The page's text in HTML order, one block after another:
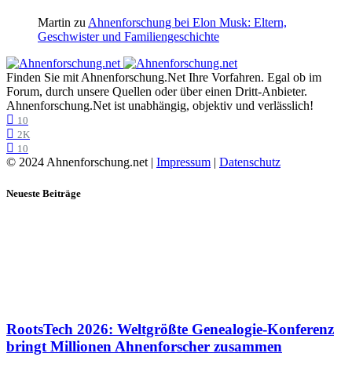
Martin zu Ahnenforschung bei Elon Musk: Eltern,
Geschwister und Familiengeschichte
Finden Sie mit Ahnenforschung.Net Ihre Vorfahren. Egal ob im
Forum, durch unsere Quellen oder über einen Dritt-Anbieter.
Ahnenforschung.Net ist unabhängig, objektiv und verlässlich!
10
2K
10
© 2024 Ahnenforschung.net | Impressum | Datenschutz
Neueste Beiträge
RootsTech 2026: Weltgrößte Genealogie-Konferenz
bringt Millionen Ahnenforscher zusammen